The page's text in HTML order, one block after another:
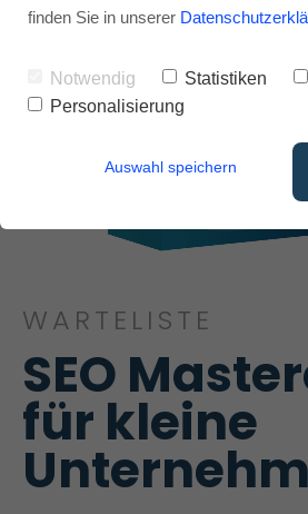
WARTELISTE
SEO
für kleine
finden Sie in unserer
Notwendig Statistiken
Personalisierung
Auswahl speichern